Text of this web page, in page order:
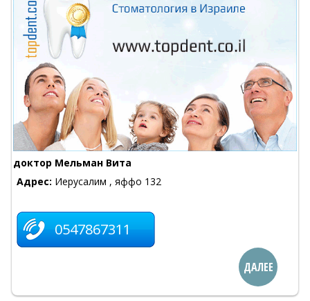
доктор Мельман Вита
Адрес: Иерусалим , яффо 132
0547867311
ДАЛЕЕ